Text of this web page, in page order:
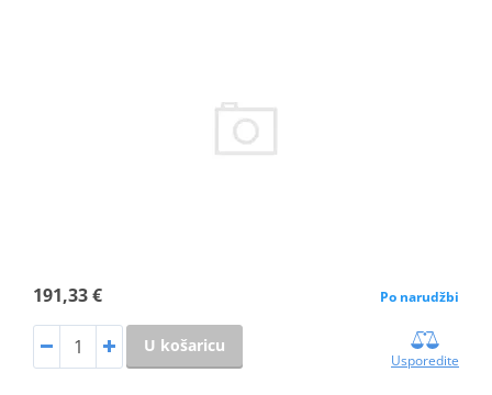
191,33 € Po narudžbi
U košaricu
Usporedite